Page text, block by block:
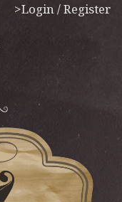
>Login / Register